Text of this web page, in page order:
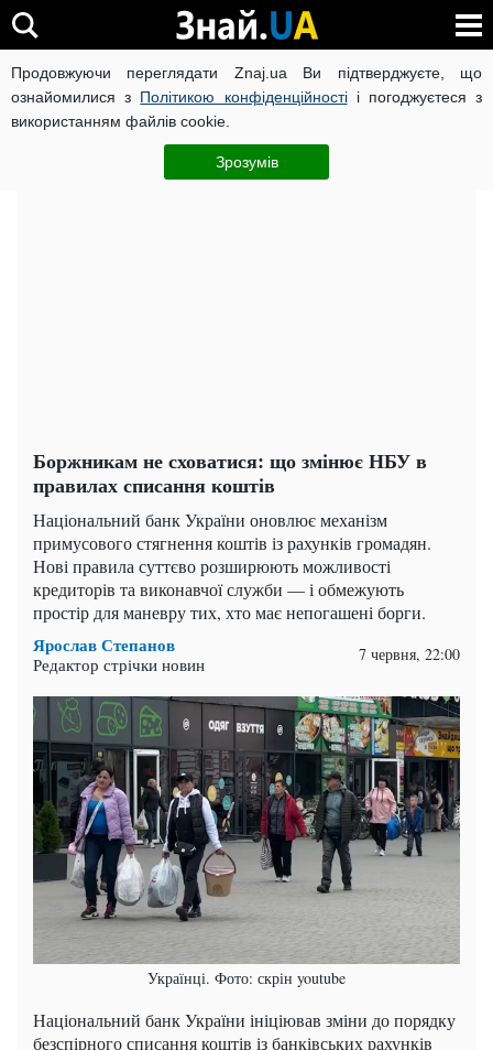
Продовжуючи переглядати Znaj.ua Ви підтверджуєте, що
ознайомилися з Політикою конфіденційностіі погоджуєтеся з
використанням файлів cookie.
Зрозумів
ВІЙНА РОСІЇ ПРОТИ УКРАЇНИ КОРОНАВІРУС В УКРАЇНІ
ЧИТАТЬ НА РУССКОМ
Боржникам не сховатися: що змінює НБУ в
правилах списання коштів
Національний банк України оновлює механізм
примусового стягнення коштів із рахунків громадян.
Нові правила суттєво розширюють можливості
кредиторів та виконавчої служби — і обмежують
простір для маневру тих, хто має непогашені борги.
Ярослав Степанов
Редактор стрічки новин 7 червня, 22:00
Українці. Фото: скрін youtube
Національний банк України ініціював зміни до порядку
безспірного списання коштів із банківських рахунків